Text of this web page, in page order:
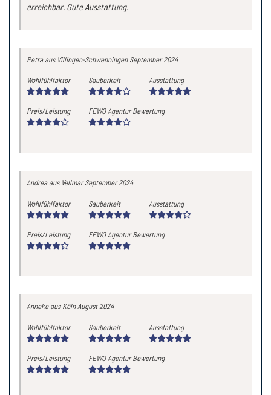
erreichbar. Gute Ausstattung.
Petraaus Villingen-Schwenningen September 2024
Wohlfühlfaktor Sauberkeit Ausstattung
Preis/Leistung FEWO Agentur Bewertung
Andreaaus Vellmar September 2024
Wohlfühlfaktor Sauberkeit Ausstattung
Preis/Leistung FEWO Agentur Bewertung
Annekeaus Köln August 2024
Wohlfühlfaktor Sauberkeit Ausstattung
Preis/Leistung FEWO Agentur Bewertung